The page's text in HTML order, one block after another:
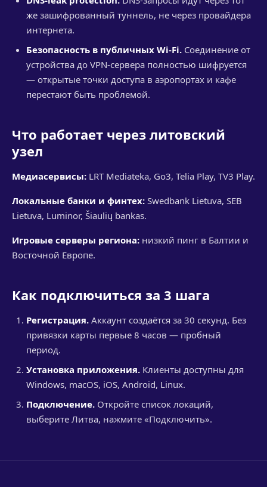
же зашифрованный туннель, не через провайдера
интернета.
Безопасность в публичных Wi-Fi. Соединение от
устройства до VPN-сервера полностью шифруется
— открытые точки доступа в аэропортах и кафе
перестают быть проблемой.
Что работает через литовский
узел
Медиасервисы: LRT Mediateka, Go3, Telia Play, TV3 Play.
Локальные банки и финтех: Swedbank Lietuva, SEB
Lietuva, Luminor, Šiaulių bankas.
Игровые серверы региона: низкий пинг в Балтии и
Восточной Европе.
Как подключиться за 3 шага
Регистрация. Аккаунт создаётся за 30 секунд. Без
привязки карты первые 8 часов — пробный
период.
Установка приложения. Клиенты доступны для
Windows, macOS, iOS, Android, Linux.
Подключение. Откройте список локаций,
выберите Литва, нажмите «Подключить».